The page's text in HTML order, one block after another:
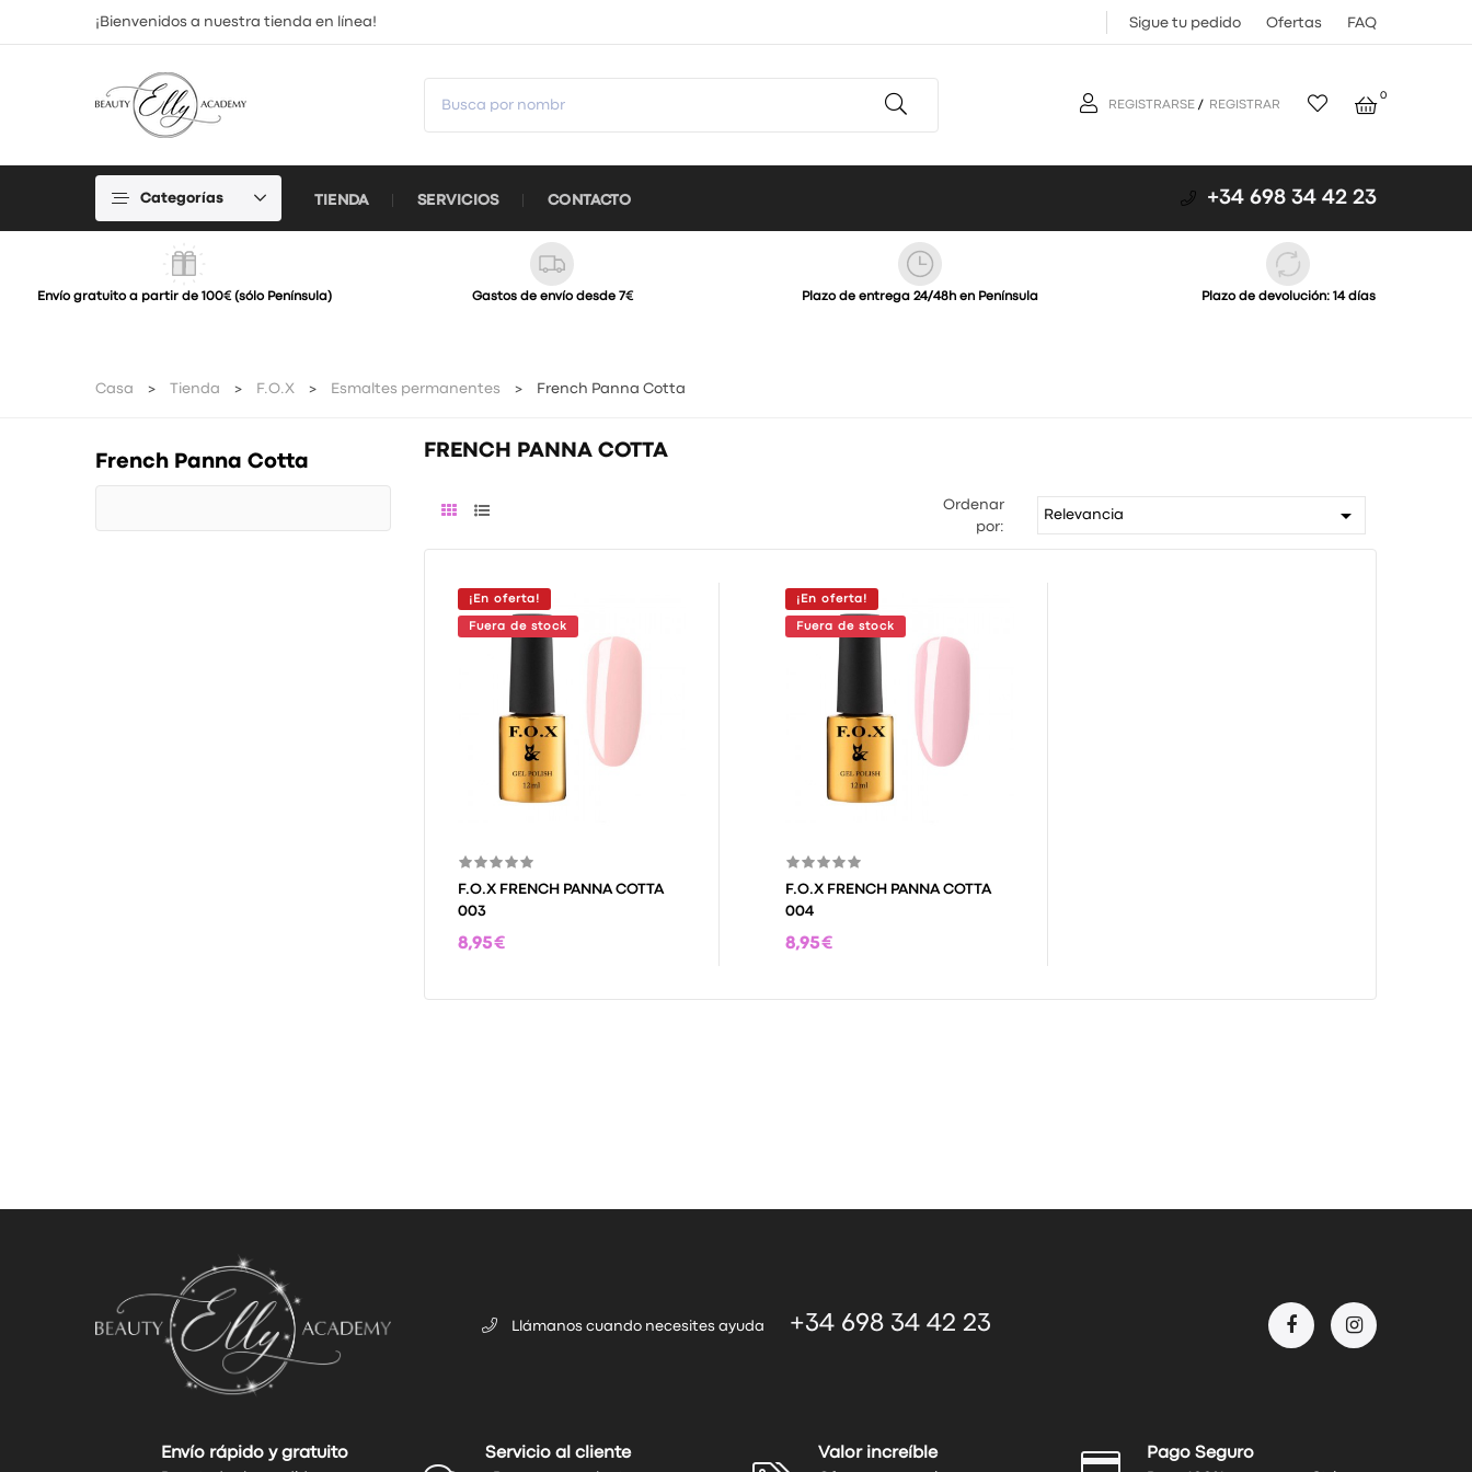
¡Bienvenidos a nuestra tienda en línea! Sigue tu pedido Ofertas FAQ
REGISTRARSE / REGISTRAR
0
Categorías TIENDA SERVICIOS CONTACTO +34 698 34 42 23
Envío gratuito a partir de 100€ (sólo Península) Gastos de envío desde 7€ Plazo de entrega 24/48h en Península Plazo de devolución: 14 días
Casa Tienda F.O.X Esmaltes permanentes French Panna Cotta
French Panna Cotta
FRENCH PANNA COTTA
Ordenar
por:
Relevancia 
¡En oferta!
Fuera de stock
F.O.X FRENCH PANNA COTTA
003
8,95 €
¡En oferta!
Fuera de stock
F.O.X FRENCH PANNA COTTA
004
8,95 €
Llámanos cuando necesites ayuda +34 698 34 42 23
Envío rápido y gratuito Servicio al cliente Valor increíble Pago Seguro